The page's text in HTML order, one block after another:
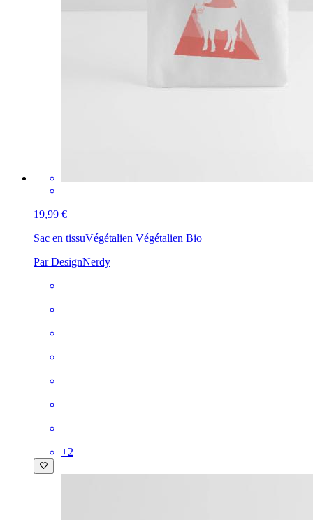
19,99 €
Sac en tissuVégétalien Végétalien Bio
Par DesignNerdy
+2